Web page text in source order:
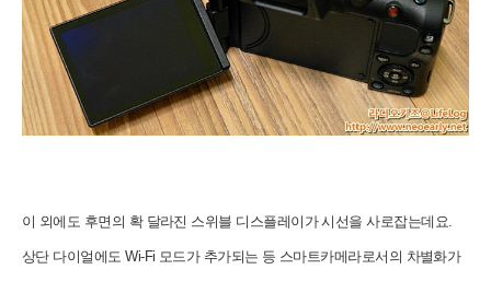
이 외에도 후면의 확 달라진 스위블 디스플레이가 시선을 사로잡는데요.
상단 다이얼에도 Wi-Fi 모드가 추가되는 등 스마트카메라로서의 차별화가